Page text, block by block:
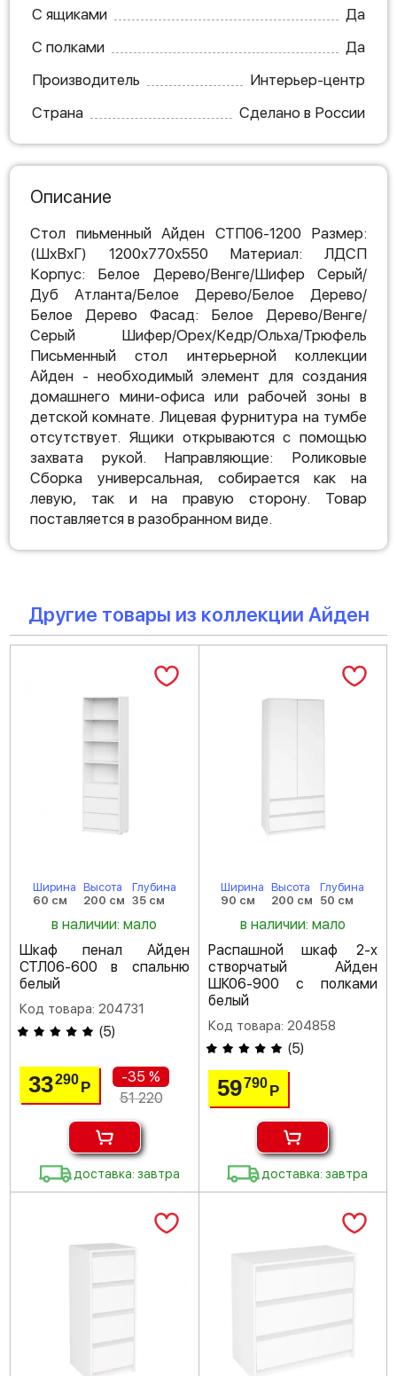
С ящиками
Да
С полками
Да
Производитель
Интерьер-центр
Страна
Сделано в России
Описание
Стол пиьменный Айден СТП06-1200 Размер:
(ШхВхГ) 1200х770х550 Материал: ЛДСП
Корпус: Белое Дерево/Венге/Шифер Серый/
Дуб Атланта/Белое Дерево/Белое Дерево/
Белое Дерево Фасад: Белое Дерево/Венге/
Серый Шифер/Орех/Кедр/Ольха/Трюфель
Письменный стол интерьерной коллекции
Айден - необходимый элемент для создания
домашнего мини-офиса или рабочей зоны в
детской комнате. Лицевая фурнитура на тумбе
отсутствует. Ящики открываются с помощью
захвата рукой. Направляющие: Роликовые
Сборка универсальная, собирается как на
левую, так и на правую сторону. Товар
поставляется в разобранном виде.
Другие товары из коллекции Айден
Ширина
60 см
Высота
200 см
Глубина
35 см
в наличии: мало
Шкаф пенал Айден
СТЛ06-600 в спальню
белый
Код товара: 204731
(5)
33290Р
-35 %
51 220
доставка: завтра
Ширина
90 см
Высота
200 см
Глубина
50 см
в наличии: мало
Распашной шкаф 2-х
створчатый Айден
ШК06-900 с полками
белый
Код товара: 204858
(5)
59790 Р
доставка: завтра